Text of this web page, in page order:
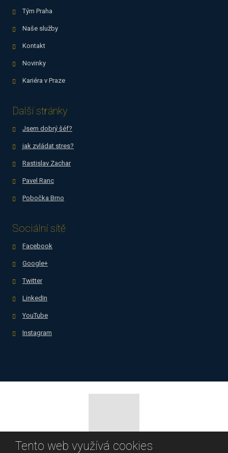
Tým Praha
Naše služby
Kontakt
Novinky
Kariéra v Praze
Další stránky
Jsem dobrý šéf?
jak zvládat stres?
Rastislav Zachar
Pavel Ranc
Pobočka Brno
Sociální sítě
Facebook
Google+
Twitter
LinkedIn
YouTube
Instagram
Tento web využívá cookies